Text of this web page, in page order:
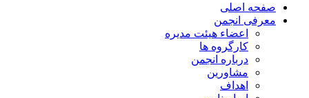
صفحه اصلی
معرفی انجمن
اعضاء هیئت مدیره
کارگروه ها
درباره انجمن
مشاورین
اهداف